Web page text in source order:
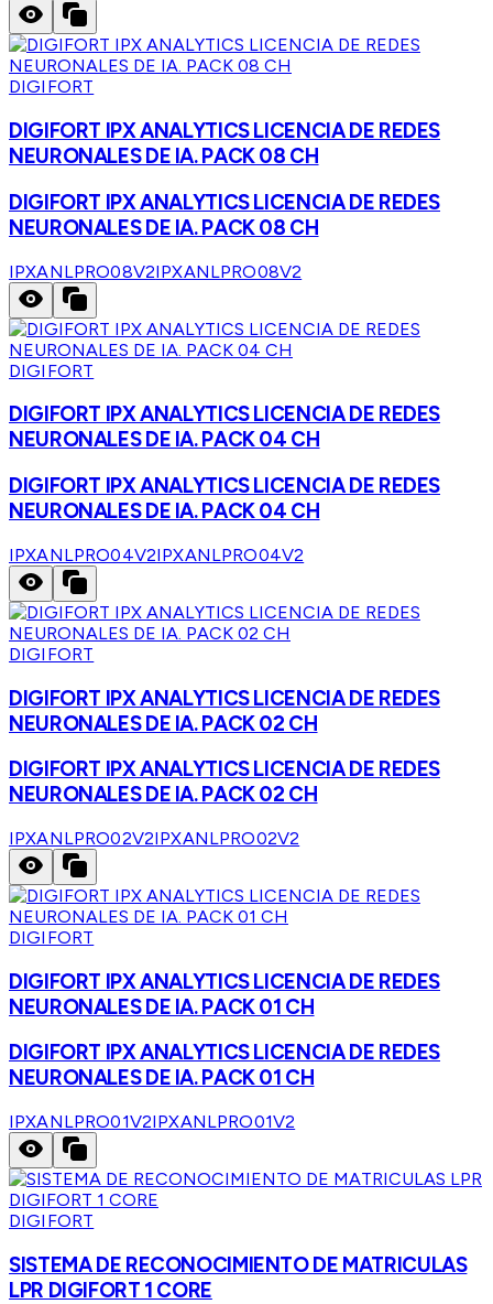
DIGIFORT
DIGIFORT IPX ANALYTICS LICENCIA DE REDES
NEURONALES DE IA. PACK 08 CH
DIGIFORT IPX ANALYTICS LICENCIA DE REDES
NEURONALES DE IA. PACK 08 CH
IPXANLPRO08V2IPXANLPRO08V2
DIGIFORT
DIGIFORT IPX ANALYTICS LICENCIA DE REDES
NEURONALES DE IA. PACK 04 CH
DIGIFORT IPX ANALYTICS LICENCIA DE REDES
NEURONALES DE IA. PACK 04 CH
IPXANLPRO04V2IPXANLPRO04V2
DIGIFORT
DIGIFORT IPX ANALYTICS LICENCIA DE REDES
NEURONALES DE IA. PACK 02 CH
DIGIFORT IPX ANALYTICS LICENCIA DE REDES
NEURONALES DE IA. PACK 02 CH
IPXANLPRO02V2IPXANLPRO02V2
DIGIFORT
DIGIFORT IPX ANALYTICS LICENCIA DE REDES
NEURONALES DE IA. PACK 01 CH
DIGIFORT IPX ANALYTICS LICENCIA DE REDES
NEURONALES DE IA. PACK 01 CH
IPXANLPRO01V2IPXANLPRO01V2
DIGIFORT
SISTEMA DE RECONOCIMIENTO DE MATRICULAS
LPR DIGIFORT 1 CORE